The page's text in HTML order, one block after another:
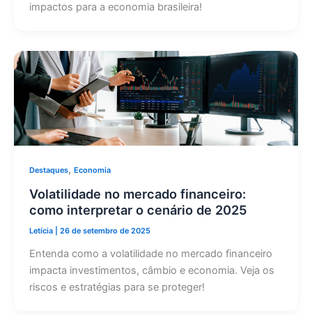
impactos para a economia brasileira!
Destaques, Economia
Volatilidade no mercado financeiro:
como interpretar o cenário de 2025
Letícia 26 de setembro de 2025
Entenda como a volatilidade no mercado financeiro
impacta investimentos, câmbio e economia. Veja os
riscos e estratégias para se proteger!